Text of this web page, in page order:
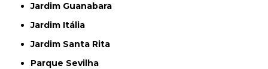
Jardim Guanabara
Jardim Itália
Jardim Santa Rita
Parque Sevilha